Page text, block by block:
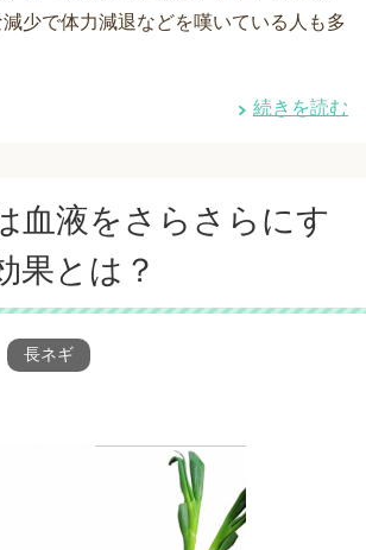
少で体力減退などを嘆いている人も多
続きを読む
血液をさらさらにす
果とは？
長ネギ